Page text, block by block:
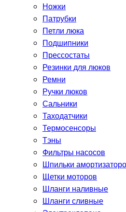
Ножки
Патрубки
Петли люка
Подшипники
Прессостаты
Резинки для люков
Ремни
Ручки люков
Сальники
Таходатчики
Термосенсоры
Тэны
Фильтры насосов
Шпильки
Щетки моторов
Шланги наливные
Шланги сливные